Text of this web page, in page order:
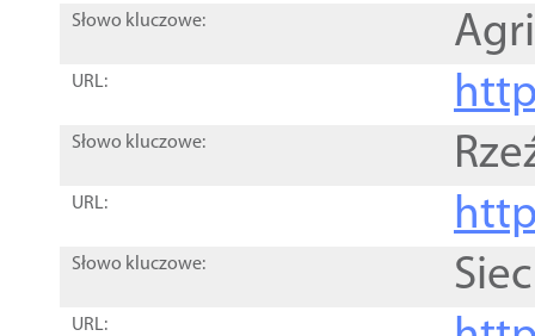
Słowo kluczowe:
URL:
Słowo kluczowe:
URL:
Słowo kluczowe:
URL: